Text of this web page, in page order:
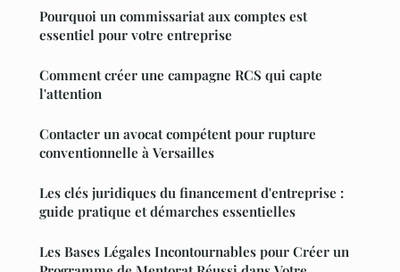
Pourquoi un commissariat aux comptes est
essentiel pour votre entreprise
Comment créer une campagne RCS qui capte
l'attention
Contacter un avocat compétent pour rupture
conventionnelle à Versailles
Les clés juridiques du financement d'entreprise :
guide pratique et démarches essentielles
Les Bases Légales Incontournables pour Créer un